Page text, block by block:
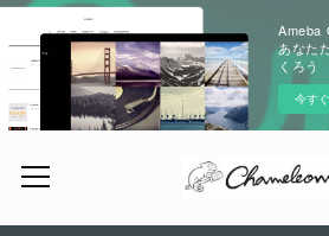
Ameba
あなた
くろう
今す